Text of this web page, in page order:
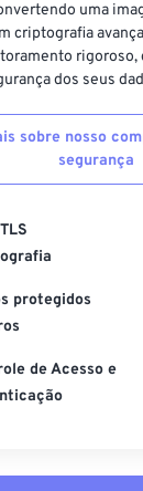
uma
criptografia
rigoroso,
dos seus
sobre nosso
segurança
protegidos
de Acesso e